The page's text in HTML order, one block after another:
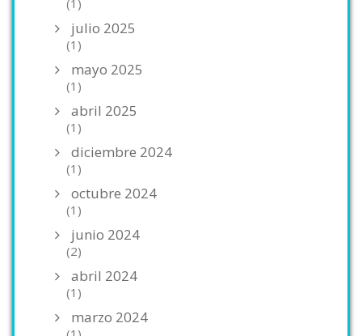
(1)
julio 2025
(1)
mayo 2025
(1)
abril 2025
(1)
diciembre 2024
(1)
octubre 2024
(1)
junio 2024
(2)
abril 2024
(1)
marzo 2024